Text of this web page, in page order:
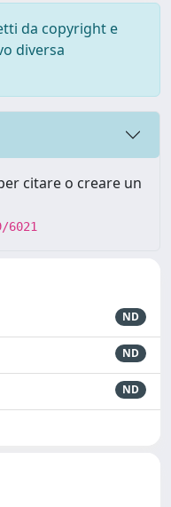
da copyright e
diversa
citare o creare un
ND
ND
ND